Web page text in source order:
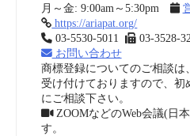
月～金: 9:00am～5:30pm
https://ariapat.org/
03-5530-5011
03-3528-
お問い合わせ
商標登録についてのご相談は
受け付けておりますので、初
にご相談下さい。
ZOOMなどのWeb会議(日
す。